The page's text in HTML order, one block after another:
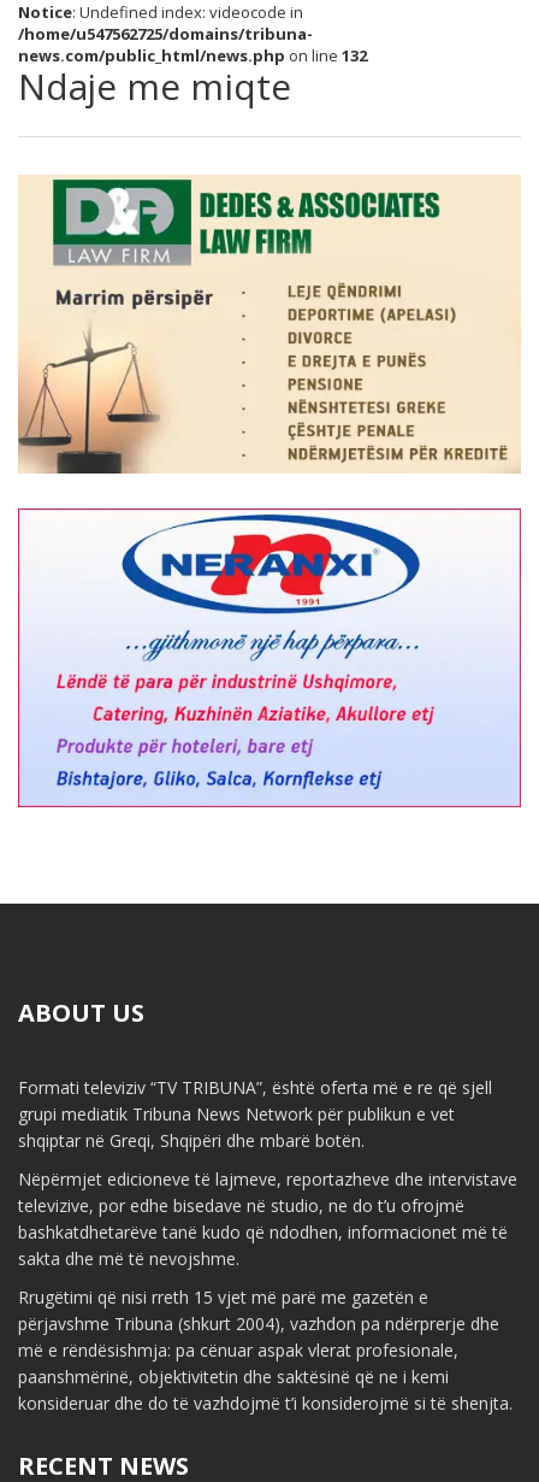
Notice: Undefined index: videocode in
/home/u547562725/domains/tribuna-
news.com/public_html/news.php on line 132
Ndaje me miqte
ABOUT US
Formati televiziv “TV TRIBUNA”, është oferta më e re që sjell
grupi mediatik Tribuna News Network për publikun e vet
shqiptar në Greqi, Shqipëri dhe mbarë botën.
Nëpërmjet edicioneve të lajmeve, reportazheve dhe intervistave
televizive, por edhe bisedave në studio, ne do t’u ofrojmë
bashkatdhetarëve tanë kudo që ndodhen, informacionet më të
sakta dhe më të nevojshme.
Rrugëtimi që nisi rreth 15 vjet më parë me gazetën e
përjavshme Tribuna (shkurt 2004), vazhdon pa ndërprerje dhe
më e rëndësishmja: pa cënuar aspak vlerat profesionale,
paanshmërinë, objektivitetin dhe saktësinë që ne i kemi
konsideruar dhe do të vazhdojmë t’i konsiderojmë si të shenjta.
RECENT NEWS